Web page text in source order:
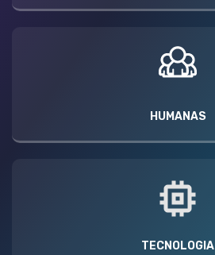
HUMANAS
TECNOLOGIA